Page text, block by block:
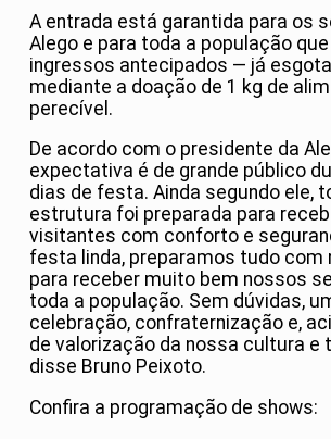
A entrada está garantida para os
Alego e para toda a população
ingressos antecipados — já
mediante a doação de 1 kg de
perecível.
De acordo com o presidente da
expectativa é de grande público
dias de festa. Ainda segundo ele,
estrutura foi preparada para
visitantes com conforto e
festa linda, preparamos tudo com
para receber muito bem nossos
toda a população. Sem dúvidas,
celebração, confraternização e,
de valorização da nossa cultura e
disse Bruno Peixoto.
Confira a programação de shows: